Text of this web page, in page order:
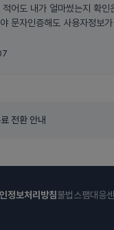
적어도 내가 얼마썼는지 확인
문자인증해도 사용자정보가
체 아니 사용량 조회가 불가
전환 안내
정보처리방침불법스팸대응